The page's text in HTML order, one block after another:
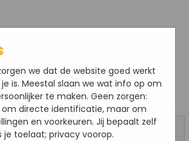
je kaarten voor: Rondleiding
kiezen
we dat de website goed werkt
is. Meestal slaan we wat info op om
te maken. Geen zorgen:
directe identificatie, maar om
en voorkeuren. Jij bepaalt zelf
je toelaat; privacy voorop.